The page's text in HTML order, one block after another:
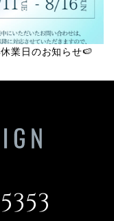
業日のお知らせ🍉